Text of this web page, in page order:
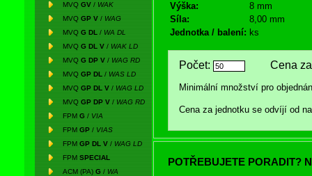
MVQ GV / WAK
MVQ GP V / WAG
MVQ G DL / WA DL
MVQ G DL V / WAK LD
MVQ G DP V / WAG RD
MVQ GP DL / WAS LD
MVQ GP DL V / WAG LD
MVQ GP DP V / WAG RD
FPM G / VIA
FPM GP / VIAS
FPM GP DL V / WAG LD
FPM SPECIAL
ACM (PA) G / WA
Výška:
8 mm
Síla:
8,00 mm
Jednotka / balení: ks
Počet: Cena za
Minimální množství pro
Cena za jednotku se odvíjí od
POTŘEBUJETE PORADIT?